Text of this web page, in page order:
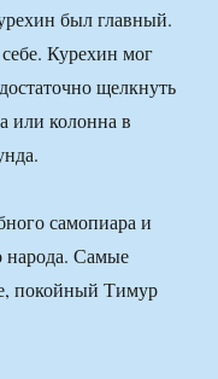
был главный.
Курехин мог
щелкнуть
или колонна в
самопиара и
народа. Самые
покойный Тимур